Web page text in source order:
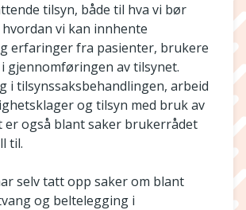
tilsyn, både til hva vi bør
vi kan innhente
erfaringer fra pasienter, brukere
gjennomføringen av tilsynet.
i tilsynssaksbehandlingen, arbeid
og tilsyn med bruk av
er også blant saker brukerrådet
til.
selv tatt opp saker om blant
og beltelegging i